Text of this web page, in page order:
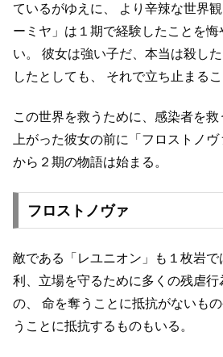
ているがゆえに、
より辛辣な世界
ーミヤ」は１期で経験したことを
い。
彼女は強い子だ、本当は殺し
したとしても、
それで立ち止まるこ
この世界を救うために、感染者を救
上がった彼女の前に「フロストノヴ
から２期の物語は始まる。
フロストノヴァ
敵である「レユニオン」も１枚岩で
利、立場を守るために多くの残虐
の、
命を奪うことに抵抗がないもの
うことに抵抗するものもいる。